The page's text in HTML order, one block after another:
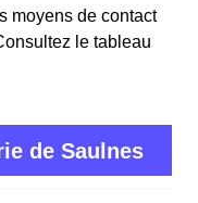
moyens de contact
le tableau
de Saulnes